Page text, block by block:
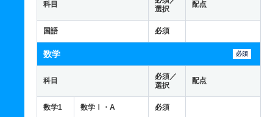
科目
選択
配点
国語 必須
数学 必須
科目
必須／
選択
配点
数学1 数学Ⅰ・A 必須